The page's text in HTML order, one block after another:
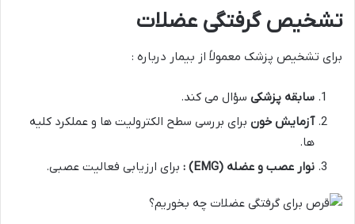
تشخیص گرفتگی عضلات
برای تشخیص پزشک معمولاً از بیمار درباره :
سابقه پزشکی سؤال می کند.
آزمایش خون برای بررسی سطح الکترولیت ها و عملکرد کلیه
ها.
نوار عصب و عضله (EMG)
: برای ارزیابی فعالیت عصبی.